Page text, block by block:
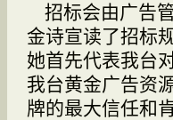
招标会由广告
金诗宣读了招标
她首先代表我台
我台黄金广告资
牌的最大信任和